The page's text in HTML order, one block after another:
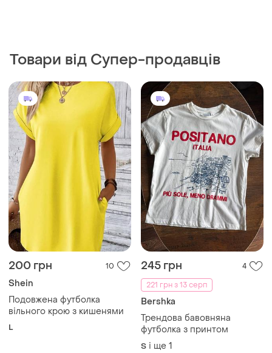
Товари від Супер-продавців
200 грн 10
Shein
Подовжена футболка
вільного крою з кишенями
L
245 грн
4
221 грн з 13 серп
Bershka
Трендова бавовняна
футболка з принтом
S і ще 1